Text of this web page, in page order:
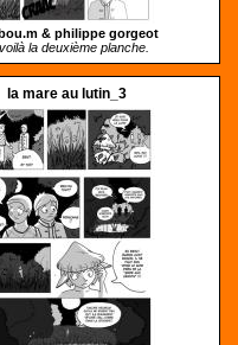
&philippe gorgeot
la deuxième planche.
la mare au lutin_3